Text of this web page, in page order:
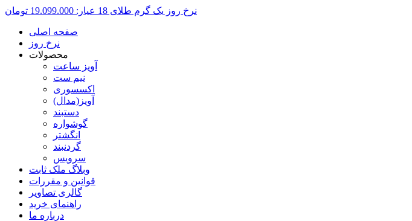
نرخ روز یک گرم طلای 18 عیار: 19.099.000 تومان
صفحه اصلی
نرخ روز
محصولات
آویز ساعت
نیم ست
اکسسوری
آویز(مدال)
دستبند
گوشواره
انگشتر
گردنبند
سرویس
وبلاگ ملک ثابت
قوانین و مقررات
گالری تصاویر
راهنمای خرید
درباره ما